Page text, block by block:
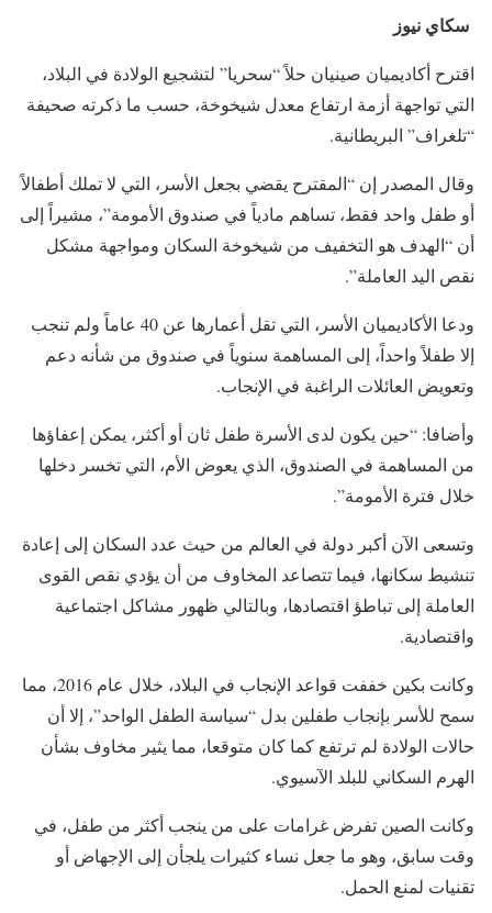
سكاي نيوز
اقترح أكاديميان صينيان حلاً “سحريا” لتشجيع الولادة في البلاد،
التي تواجهة أزمة ارتفاع معدل شيخوخة، حسب ما ذكرته صحيفة
“تلغراف” البريطانية.
وقال المصدر إن “المقترح يقضي بجعل الأسر، التي لا تملك أطفالاً
أو طفل واحد فقط، تساهم مادياً في صندوق الأمومة”، مشيراً إلى
أن “الهدف هو التخفيف من شيخوخة السكان ومواجهة مشكل
نقص اليد العاملة”.
ودعا الأكاديميان الأسر، التي تقل أعمارها عن 40 عاماً ولم تنجب
إلا طفلاً واحداً، إلى المساهمة سنوياً في صندوق من شأنه دعم
وتعويض العائلات الراغبة في الإنجاب.
وأضافا: “حين يكون لدى الأسرة طفل ثان أو أكثر، يمكن إعفاؤها
من المساهمة في الصندوق، الذي يعوض الأم، التي تخسر دخلها
خلال فترة الأمومة”.
وتسعى الآن أكبر دولة في العالم من حيث عدد السكان إلى إعادة
تنشيط سكانها، فيما تتصاعد المخاوف من أن يؤدي نقص القوى
العاملة إلى تباطؤ اقتصادها، وبالتالي ظهور مشاكل اجتماعية
واقتصادية.
وكانت بكين خففت قواعد الإنجاب في البلاد، خلال عام 2016، مما
سمح للأسر بإنجاب طفلين بدل “سياسة الطفل الواحد”، إلا أن
حالات الولادة لم ترتفع كما كان متوقعا، مما يثير مخاوف بشأن
الهرم السكاني للبلد الآسيوي.
وكانت الصين تفرض غرامات على من ينجب أكثر من طفل، في
وقت سابق، وهو ما جعل نساء كثيرات يلجأن إلى الإجهاض أو
تقنيات لمنع الحمل.